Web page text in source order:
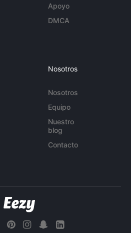
Apoyo
DMCA
Nosotros
Nosotros
Equipo
Nuestro
blog
Contacto